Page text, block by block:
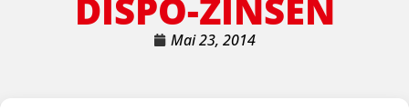
DISPO-ZINSEN
Mai 23, 2014